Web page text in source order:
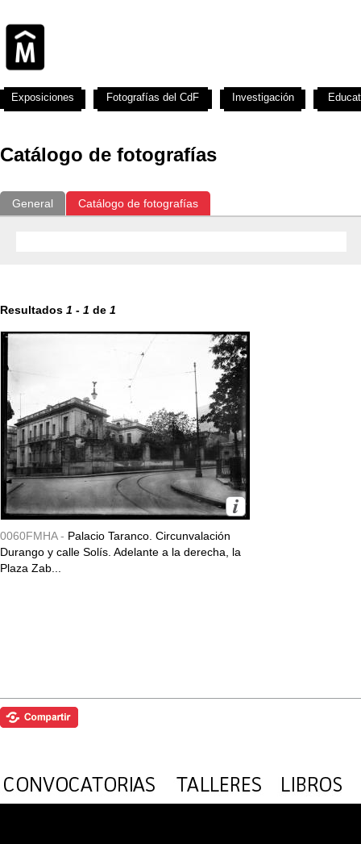
Catálogo de fotografías
General Catálogo de fotografías
Resultados 1 - 1 de 1
0060FMHA - Palacio Taranco. Circunvalación
Durango y calle Solís. Adelante a la derecha, la
Plaza Zab...
Exposiciones Fotografías del CdF Investigación